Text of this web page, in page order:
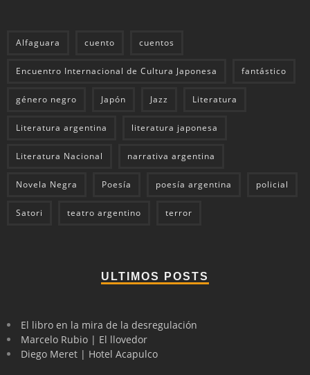
Alfaguara cuento cuentos
Encuentro Internacional de Cultura Japonesa fantástico
género negro Japón Jazz Literatura
Literatura argentina literatura japonesa
Literatura Nacional narrativa argentina
Novela Negra Poesía poesía argentina policial
Satori teatro argentino terror
ULTIMOS POSTS
El libro en la mira de la desregulación
Marcelo Rubio | El llovedor
Diego Meret | Hotel Acapulco